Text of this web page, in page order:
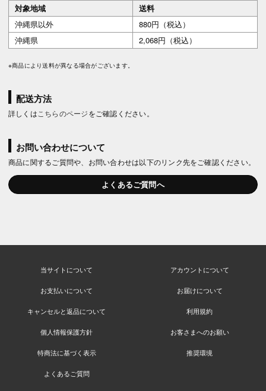
対象地域
送料
沖縄県以外
880円（税込）
沖縄県
2,068円（税込）
※商品により送料が異なる場合がございます。
配送方法
詳しくは こちらのページをご確認ください。
お問い合わせについて
商品に関するご質問や、お問い合わせは以下のリンク先をご確認ください。
よくあるご質問へ
当サイトについて アカウントについて
お支払いについて お届けについて
キャンセルと返品について 利用規約
個人情報保護方針 お客さまへのお願い
特商法に基づく表示 推奨環境
よくあるご質問